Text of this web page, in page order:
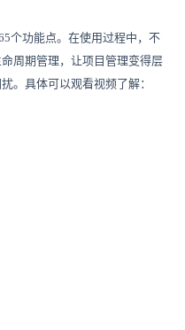
个功能点。在使用过程中，不
周期管理，让项目管理变得层
。具体可以观看视频了解：